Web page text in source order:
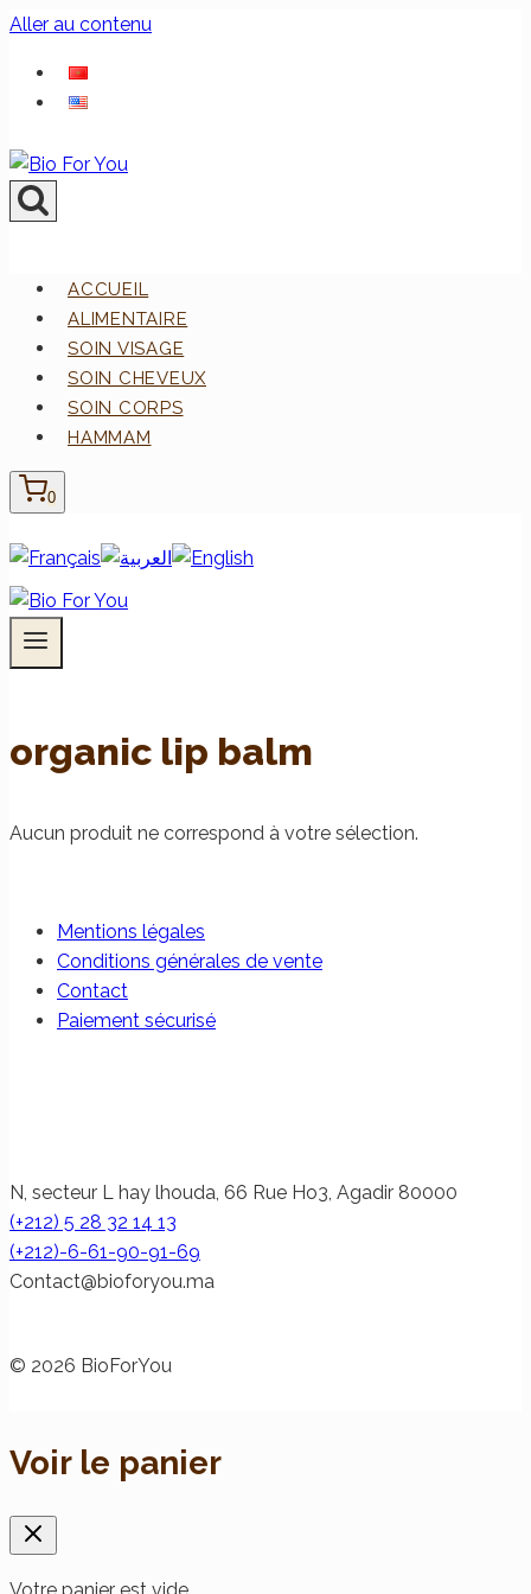
Aller au contenu
ACCUEIL
ALIMENTAIRE
SOIN VISAGE
SOIN CHEVEUX
SOIN CORPS
HAMMAM
0
organic lip balm
Aucun produit ne correspond à votre sélection.
Mentions légales
Conditions générales de vente
Contact
Paiement sécurisé
N, secteur L hay lhouda, 66 Rue Ho3, Agadir 80000
(+212) 5 28 32 14 13
(+212)-6-61-90-91-69
am.uoyrofoib
@tcatnoC
© 2026 BioForYou
Voir le panier